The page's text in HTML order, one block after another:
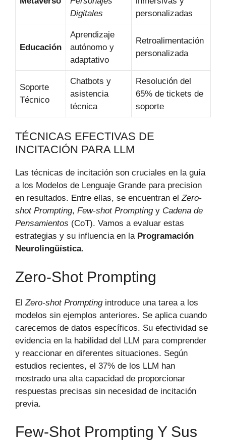
Digitales
personalizadas
Educación
Aprendizaje
autónomo y
adaptativo
Retroalimentación
personalizada
Soporte
Técnico
Chatbots y
asistencia
técnica
Resolución del
65% de tickets de
soporte
TÉCNICAS EFECTIVAS DE
INCITACIÓN PARA LLM
Las técnicas de incitación son cruciales en la guía
a los Modelos de Lenguaje Grande para precision
en resultados. Entre ellas, se encuentran elZero-
shot Prompting, Few-shot Promptingy Cadena de
Pensamientos (CoT). Vamos a evaluar estas
estrategias y su influencia en la Programación
Neurolingüística.
Zero-Shot Prompting
El Zero-shot Promptingintroduce una tarea a los
modelos sin ejemplos anteriores. Se aplica cuando
carecemos de datos específicos. Su efectividad se
evidencia en la habilidad del LLM para comprender
y reaccionar en diferentes situaciones. Según
estudios recientes, el 37% de los LLM han
mostrado una alta capacidad de proporcionar
respuestas precisas sin necesidad de incitación
previa.
Few-Shot Prompting Y Sus